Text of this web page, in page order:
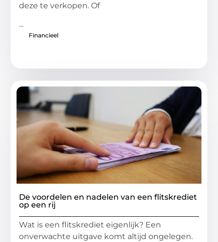
deze te verkopen. Of
...
Financieel
De voordelen en nadelen van een flitskrediet
op een rij
Wat is een flitskrediet eigenlijk? Een
onverwachte uitgave komt altijd ongelegen.